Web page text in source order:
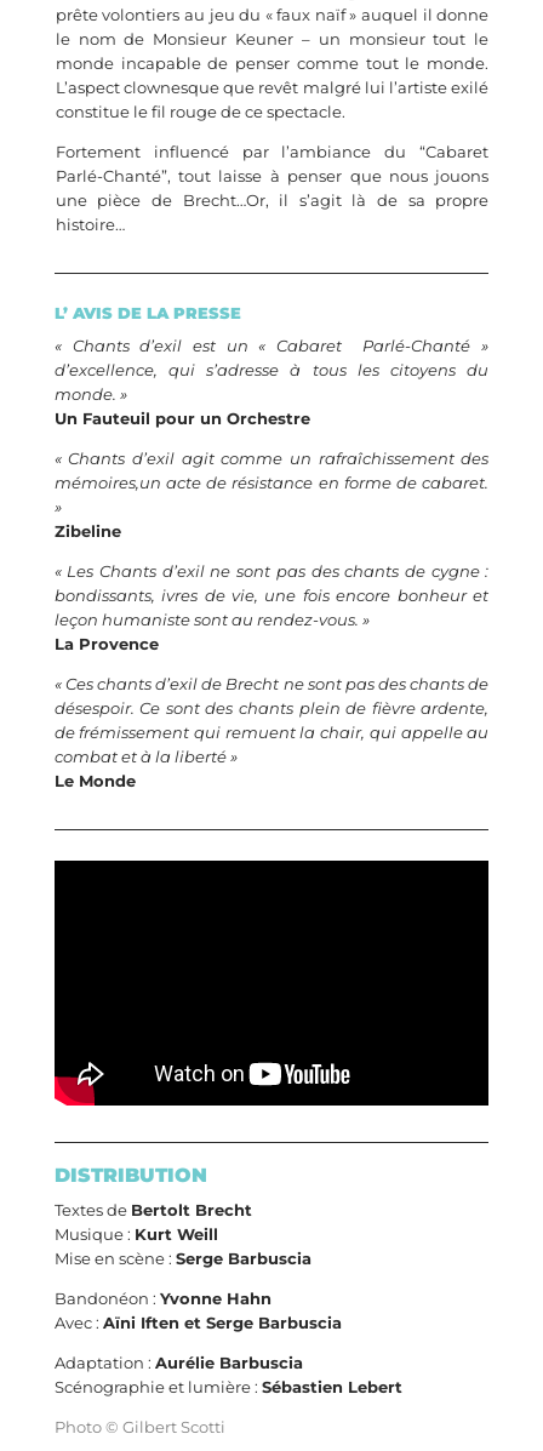
prête volontiers au jeu du « faux naïf » auquel il donne
le nom de Monsieur Keuner – un monsieur tout le
monde incapable de penser comme tout le monde.
L’aspect clownesque que revêt malgré lui l’artiste exilé
constitue le fil rouge de ce spectacle.
Fortement influencé par l’ambiance du “Cabaret
Parlé-Chanté”, tout laisse à penser que nous jouons
une pièce de Brecht…Or, il s’agit là de sa propre
histoire…
L’ AVIS DE LA PRESSE
« Chants d’exil est un « Cabaret Parlé-Chanté »
d’excellence, qui s’adresse à tous les citoyens du
monde. »
Un Fauteuil pour un Orchestre
« Chants d’exil agit comme un rafraîchissement des
mémoires,un acte de résistance en forme de cabaret.
»
Zibeline
« Les Chants d’exil ne sont pas des chants de cygne :
bondissants, ivres de vie, une fois encore bonheur et
leçon humaniste sont au rendez-vous. »
La Provence
« Ces chants d’exil de Brecht ne sont pas des chants de
désespoir. Ce sont des chants plein de fièvre ardente,
de frémissement qui remuent la chair, qui appelle au
combat et à la liberté »
Le Monde
DISTRIBUTION
Textes de Bertolt Brecht
Musique : Kurt Weill
Mise en scène : Serge Barbuscia
Bandonéon : Yvonne Hahn
Avec : Aïni Iften et Serge Barbuscia
Adaptation : Aurélie Barbuscia
Scénographie et lumière : Sébastien Lebert
Photo © Gilbert Scotti